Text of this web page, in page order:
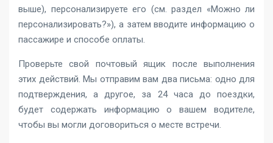
выше), персонализируете его (см. раздел «Можно ли
персонализировать?»), а затем вводите информацию о
пассажире и способе оплаты.
Проверьте свой почтовый ящик после выполнения
этих действий. Мы отправим вам два письма: одно для
подтверждения, а другое, за 24 часа до поездки,
будет содержать информацию о вашем водителе,
чтобы вы могли договориться о месте встречи.